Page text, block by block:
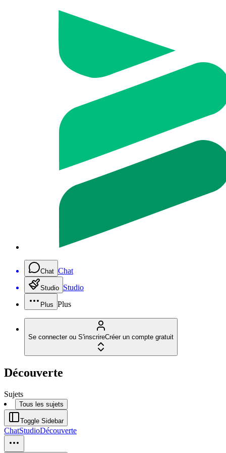
Chat Chat
Studio Studio
Plus Plus
Se connecter ou S'inscrireCréer un compte gratuit
Découverte
Sujets
Tous les sujets
Toggle Sidebar
ChatStudioDécouverte